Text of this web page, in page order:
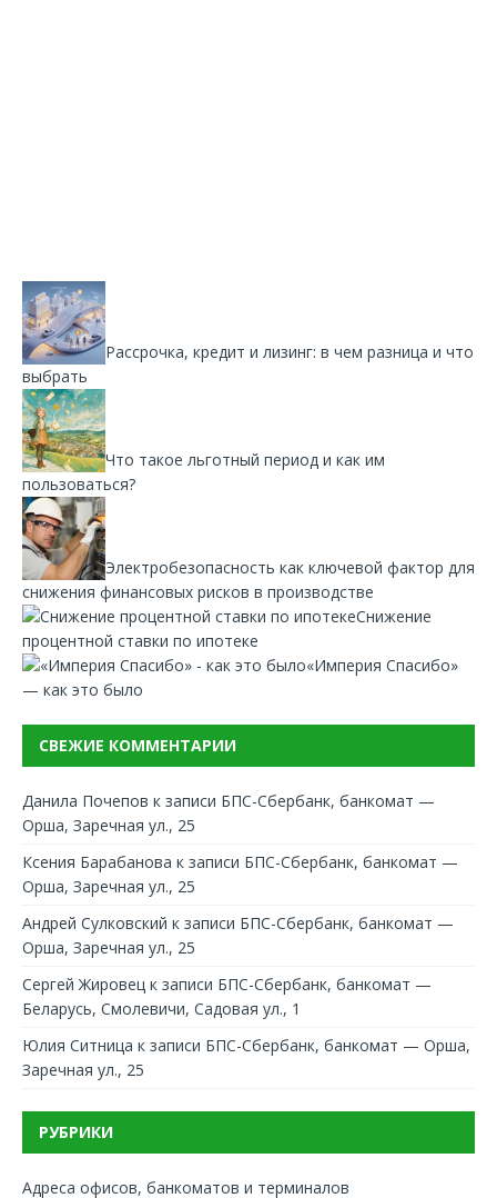
Рассрочка, кредит и лизинг: в чем разница и что
выбрать
Что такое льготный период и как им
пользоваться?
Электробезопасность как ключевой фактор для
снижения финансовых рисков в производстве
Снижение
процентной ставки по ипотеке
«Империя Спасибо»
— как это было
СВЕЖИЕ КОММЕНТАРИИ
Данила Почепов к записи БПС-Сбербанк, банкомат —
Орша, Заречная ул., 25
Ксения Барабанова к записи БПС-Сбербанк, банкомат —
Орша, Заречная ул., 25
Андрей Сулковский к записи БПС-Сбербанк, банкомат —
Орша, Заречная ул., 25
Сергей Жировец к записи БПС-Сбербанк, банкомат —
Беларусь, Смолевичи, Садовая ул., 1
Юлия Ситница к записи БПС-Сбербанк, банкомат — Орша,
Заречная ул., 25
РУБРИКИ
Адреса офисов, банкоматов и терминалов